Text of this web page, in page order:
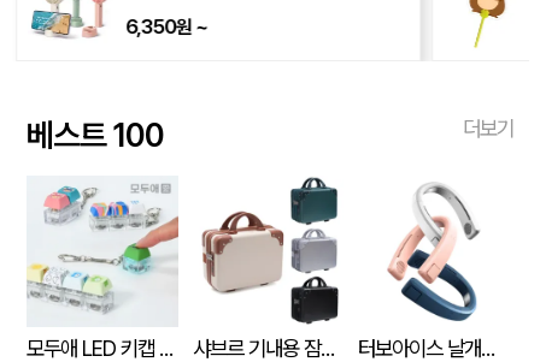
6,350원~
베스트 100 더보기
모두애 LED 키캡 키링 굿즈
샤브르 기내용 잠금장치 있는여행용 보조 캐리어 레디백
터보아이스 날개없는 넥쿨러 4000mAh